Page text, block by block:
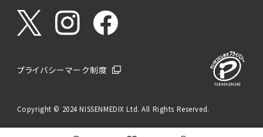
プライバシーマーク制度
Copyright © 2024 NISSENMEDIX Ltd. All Rights Reserved.